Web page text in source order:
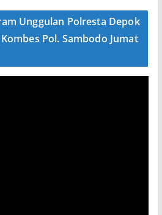
Unggulan Polresta Depok
Pol. Sambodo Jumat